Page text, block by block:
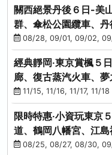
關西絕景丹後６日-美
群、傘松公園纜車、
08/28, 09/01, 09/02,
經典靜岡‧東京賞楓５
廊、復古蒸汽火車、
茶體驗、三溪園
11/15, 11/16, 11/17, 11/
限時特惠‧小資玩東京
道、鶴岡八幡宮、江
08/25, 08/27, 08/30,